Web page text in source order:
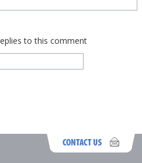
to this comment